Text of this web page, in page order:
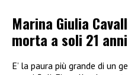
Marina Giulia
morta a soli 21 anni
E’ la paura più grande di un